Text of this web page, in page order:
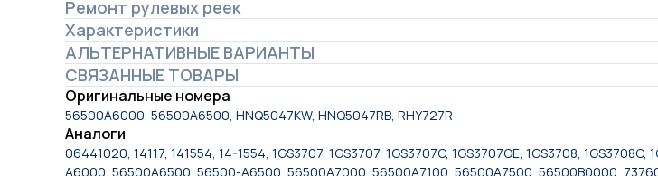
Ремонт рулевых реек
Характеристики
АЛЬТЕРНАТИВНЫЕ ВАРИАНТЫ
СВЯЗАННЫЕ ТОВАРЫ
Оригинальные номера
56500A6000, 56500A6500, HNQ5047KW, HNQ5047RB, RHY727R
Аналоги
06441020, 14117, 141554, 14-1554, 1GS3707, 1GS3707, 1GS3707C, 1GS3707OE, 1GS3708,
A6000, 56500A6500, 56500-A6500, 56500A7000, 56500A7100, 56500A7500, 56500B0000,